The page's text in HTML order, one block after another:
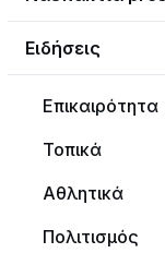
Ειδήσεις
Επικαιρότητα
Τοπικά
Αθλητικά
Πολιτισμός